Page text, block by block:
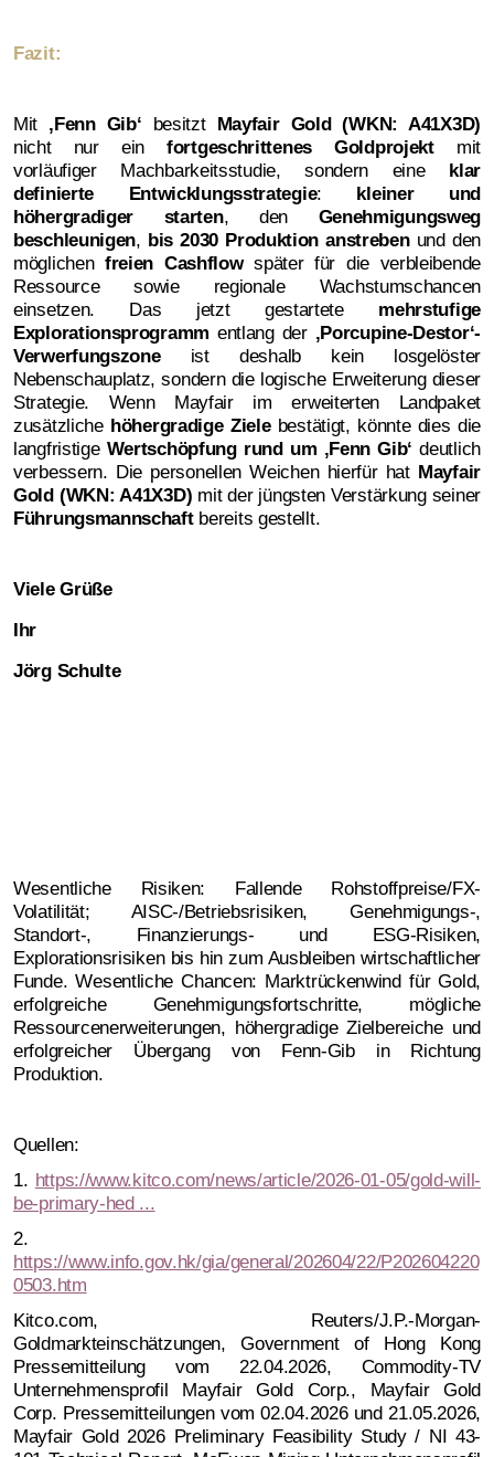
Fazit:
Mit ‚Fenn Gib‘ besitzt Mayfair Gold (WKN: A41X3D)
nicht nur einfortgeschrittenes Goldprojekt mit
vorläufiger Machbarkeitsstudie, sondern eine klar
definierte Entwicklungsstrategie: kleiner und
höhergradiger starten, den Genehmigungsweg
beschleunigen, bis 2030 Produktion anstreben und den
möglichen freien Cashflowspäter für die verbleibende
Ressource sowie regionale Wachstumschancen
einsetzen. Das jetzt gestartete mehrstufige
Explorationsprogramm entlang der ‚Porcupine-Destor‘-
Verwerfungszoneist deshalb kein losgelöster
Nebenschauplatz, sondern die logische Erweiterung dieser
Strategie. Wenn Mayfair im erweiterten Landpaket
zusätzliche höhergradige Zielebestätigt, könnte dies die
langfristige Wertschöpfung rund um ‚Fenn Gib‘deutlich
verbessern. Die personellen Weichen hierfür hat Mayfair
Gold (WKN: A41X3D) mit der jüngsten Verstärkung seiner
Führungsmannschaftbereits gestellt.
Viele Grüße
Ihr
Jörg Schulte
Wesentliche Risiken: Fallende Rohstoffpreise/FX-
Volatilität; AISC-/Betriebsrisiken, Genehmigungs-,
Standort-, Finanzierungs- und ESG-Risiken,
Explorationsrisiken bis hin zum Ausbleiben wirtschaftlicher
Funde. Wesentliche Chancen: Marktrückenwind für Gold,
erfolgreiche Genehmigungsfortschritte, mögliche
Ressourcenerweiterungen, höhergradige Zielbereiche und
erfolgreicher Übergang von Fenn-Gib in Richtung
Produktion.
Quellen:
1. https://www.kitco.com/news/article/2026-01-05/gold-will-
be-primary-hed ...
2.
https://www.info.gov.hk/gia/general/202604/22/P202604220
0503.htm
Kitco.com, Reuters/J.P.-Morgan-
Goldmarkteinschätzungen, Government of Hong Kong
Pressemitteilung vom 22.04.2026, Commodity-TV
Unternehmensprofil Mayfair Gold Corp., Mayfair Gold
Corp. Pressemitteilungen vom 02.04.2026 und 21.05.2026,
Mayfair Gold 2026 Preliminary Feasibility Study / NI 43-